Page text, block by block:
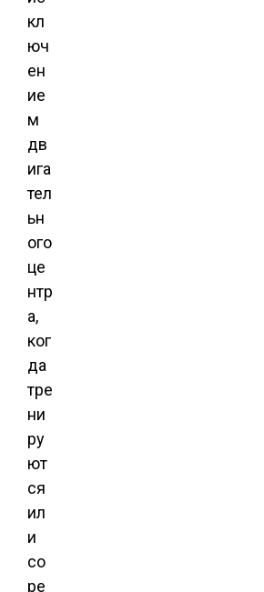
кл
юч
ен
ие
м
дв
ига
тел
ьн
ого
це
нтр
а,
ког
да
тре
ни
ру
ют
ся
ил
и
со
ре